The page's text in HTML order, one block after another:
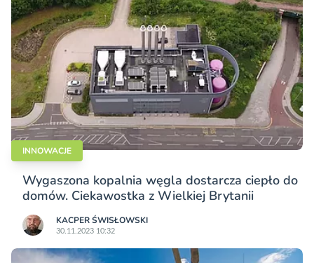
INNOWACJE
Wygaszona kopalnia węgla dostarcza ciepło do
domów. Ciekawostka z Wielkiej Brytanii
KACPER ŚWISŁO­WSKI
30.11.2023 10:32